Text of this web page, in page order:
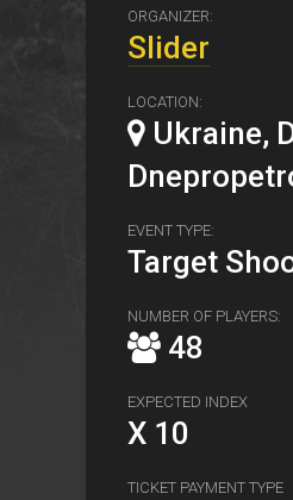
ORGANIZER:
Slider
LOCATION:
Ukraine,
EVENT TYPE:
Target
NUMBER OF PLAYERS:
48
EXPECTED INDEX
X 10
TICKET PAYMENT TYPE